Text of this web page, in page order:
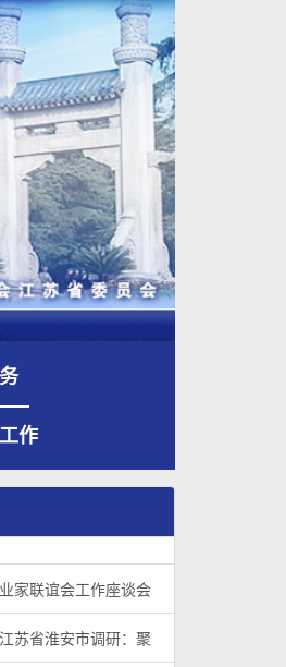
作
企业家联谊会工作座谈会在宁召开
队来江苏省淮安市调研：聚焦民革党
委召开“主题教育活动” 领导班子民
家联谊会工作座谈会
苏省淮安市调研：聚